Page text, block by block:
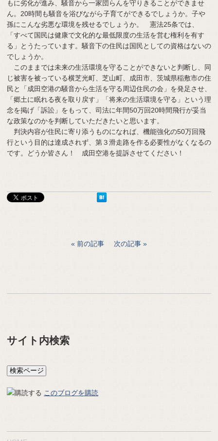
もに劣化が進み、騒音から一家団らんを守りきることができませ
ん。20時間も騒音を浴びながら子育てができるでしょうか。子や
孫にこんな劣悪な環境を残せるでしょうか。 憲法25条では、
「すべて国民は健康で文化的な最低限度の生活を営む権利を有す
る」とうたっています。騒音下の住民は国民としての資格はないの
でしょうか。
このままでは未来の生活環境を守ることができないと判断し、同
じ被害を被っている横芝光町、芝山町、成田市、茨城県稲敷市の住
民と「成田空港の騒音から生活を守る周辺住民の会」を発足させ、
「郷土に眠れる夜を取り戻す」「将来の生活環境を守る」という理
念を掲げ「訴訟」をもって、司法に年間50万回20時間飛行が妥当
な政策なのかを判断していただきたいと思います。
判決内容が住民に寄り添うものになれば、機能強化の50万回飛
行という目的は達成されず、第３滑走路を作る必要性がなくなるの
です。どうか皆さん！ 成田空港を提訴させてください！
前の記事 次の記事
サイト内検索
このブログを購読